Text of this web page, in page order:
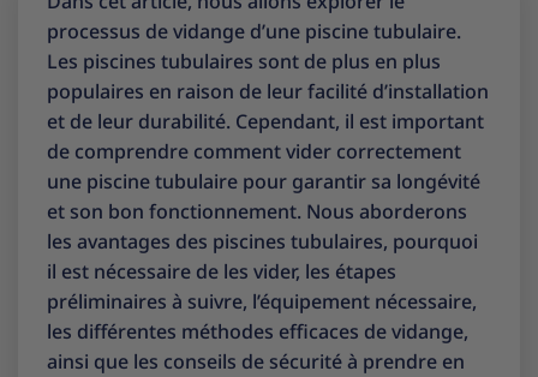
processus de vidange d’une piscine tubulaire.
Les piscines tubulaires sont de plus en plus
populaires en raison de leur facilité d’installation
et de leur durabilité. Cependant, il est important
de comprendre comment vider correctement
une piscine tubulaire pour garantir sa longévité
et son bon fonctionnement. Nous aborderons
les avantages des piscines tubulaires, pourquoi
il est nécessaire de les vider, les étapes
préliminaires à suivre, l’équipement nécessaire,
les différentes méthodes efficaces de vidange,
ainsi que les conseils de sécurité à prendre en